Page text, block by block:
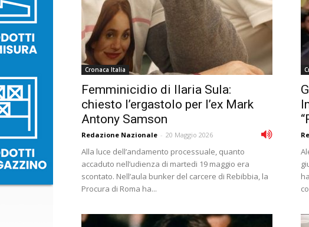
Cronaca Italia
Femminicidio di Ilaria Sula:
chiesto l’ergastolo per l’ex Mark
Antony Samson
Redazione Nazionale - 20 Maggio 2026
Alla luce dell’andamento processuale, quanto
accaduto nell’udienza di martedi 19 maggio era
scontato. Nell’aula bunker del carcere di Rebibbia, la
Procura di Roma ha...